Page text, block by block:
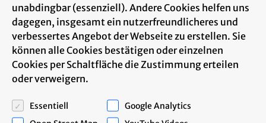
unabdingbar (essenziell). Andere Cookies helfen uns
dagegen, insgesamt ein nutzerfreundlicheres und
verbessertes Angebot der Webseite zu erstellen. Sie
können alle Cookies bestätigen oder einzelnen
Cookies per Schaltfläche die Zustimmung erteilen
oder verweigern.
Essentiell
Google Analytics